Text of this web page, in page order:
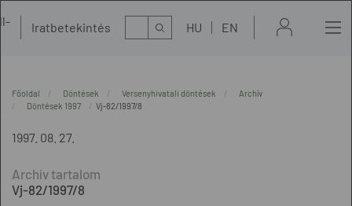
Iratbetekintés Kereső HU EN
Főoldal Döntések Versenyhivatali döntések
Archív
Döntések 1997
Vj-82/1997/8
1997. 08. 27.
Vj-82/1997/8